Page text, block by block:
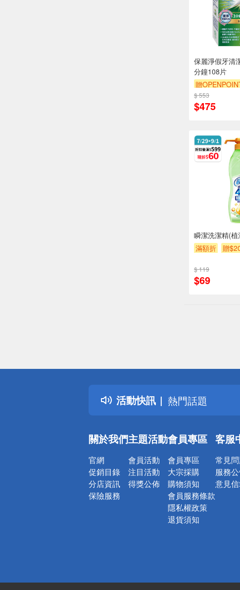
保麗淨假牙清
分鐘108片
贈
贈OPENPOINT
$ 553
$475
瞬潔洗潔精(植
滿額折
贈
$ 119
$69
活動快訊
詐騙網頁！請小
得獎公告
熱門話題
銀行優惠
詐騙網頁！請小
關於我們
官網
促銷目錄
分店資訊
保險服務
主題活動
會員活動
注目活動
得獎公佈
會員專區
會員專區
大宗採購
購物須知
會員服務條款
隱私權政策
退貨須知
客服
常見
服務
意見